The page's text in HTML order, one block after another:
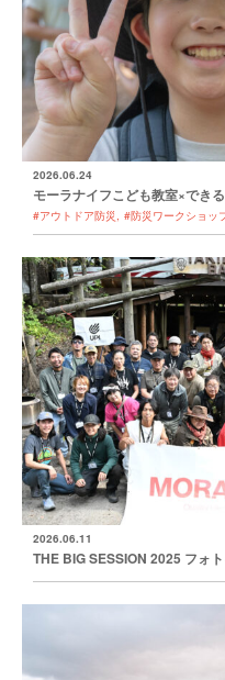
2026.06.24
モーラナイフこども教室×でき
#アウトドア防災 #防災ワークショッ
2026.06.11
THE BIG SESSION 2025 フォ